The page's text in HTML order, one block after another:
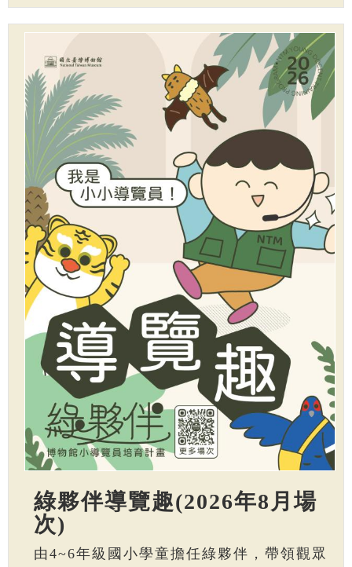
綠夥伴導覽趣(2026年8月場
次)
由4~6年級國小學童擔任綠夥伴，帶領觀眾